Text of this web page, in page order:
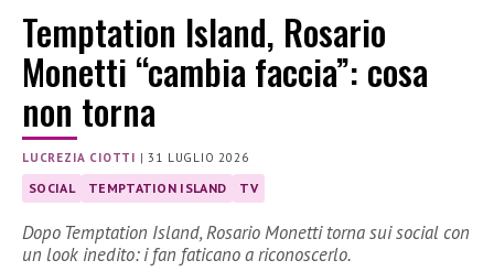
Temptation Island, Rosario
Monetti “cambia faccia”: cosa
non torna
LUCREZIA CIOTTI |31 LUGLIO 2026
SOCIAL TEMPTATION ISLAND TV
Dopo Temptation Island, Rosario Monetti torna sui social con
un look inedito: i fan faticano a riconoscerlo.